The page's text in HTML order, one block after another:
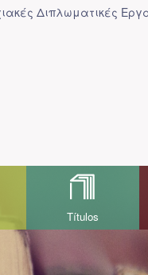
Διπλωματικές
Títulos